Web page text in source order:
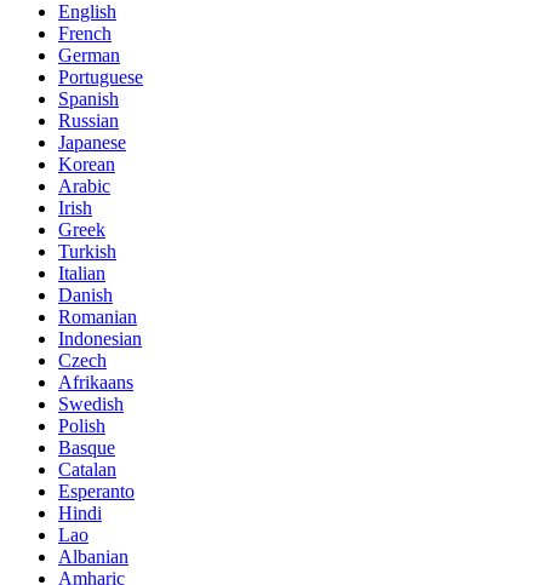
English
French
German
Portuguese
Spanish
Russian
Japanese
Korean
Arabic
Irish
Greek
Turkish
Italian
Danish
Romanian
Indonesian
Czech
Afrikaans
Swedish
Polish
Basque
Catalan
Esperanto
Hindi
Lao
Albanian
Amharic